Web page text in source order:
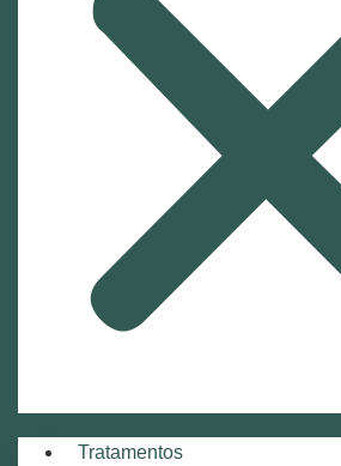
Tratamentos